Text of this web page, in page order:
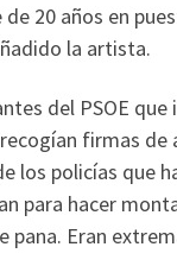
20 años en
la artista.
del PSOE
firmas de
los policías que
para hacer
pana. Eran